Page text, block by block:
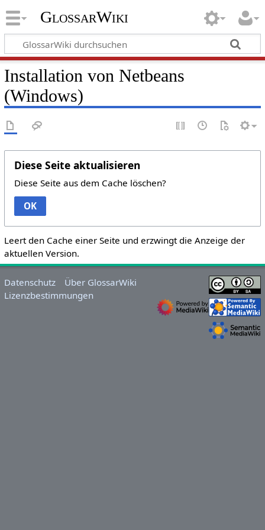
GlossarWiki
Installation von Netbeans
(Windows)
Diese Seite aktualisieren
Diese Seite aus dem Cache löschen?
OK
Leert den Cache einer Seite und erzwingt die Anzeige der
aktuellen Version.
Datenschutz
Über GlossarWiki
Lizenzbestimmungen